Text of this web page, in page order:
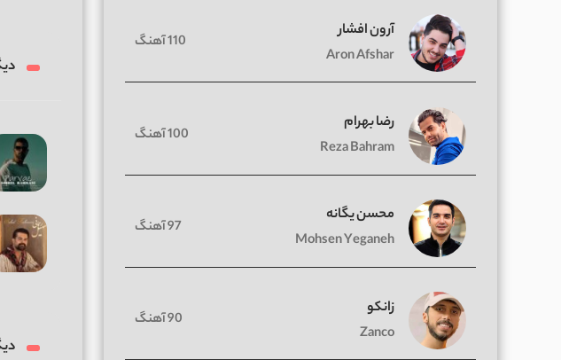
آرون افشار
Aron Afshar
110 آهنگ
رضا بهرام
Reza Bahram
100 آهنگ
محسن یگانه
Mohsen Yeganeh
97 آهنگ
زانکو
Zanco
90 آهنگ